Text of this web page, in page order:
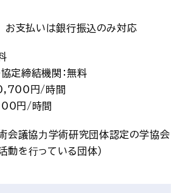
お支払いは銀行振込のみ対応
定締結機関：無料
円/時間
円/時間
会議協⼒学術研究団体認定の学協会
動を⾏っている団体)